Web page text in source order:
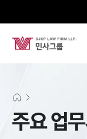
주요 업